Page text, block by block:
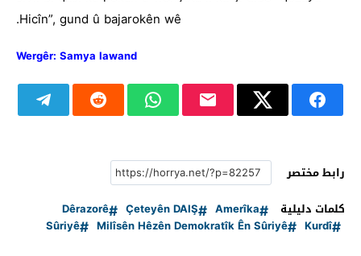
Hicîn”, gund û bajarokên wê.
Wergêr: Samya lawand
رابط مختصر
كلمات دليلية
Amerîka
Çeteyên DAIŞ
Dêrazorê
Kurdî
Milîsên Hêzên Demokratîk Ên Sûriyê
Sûriyê